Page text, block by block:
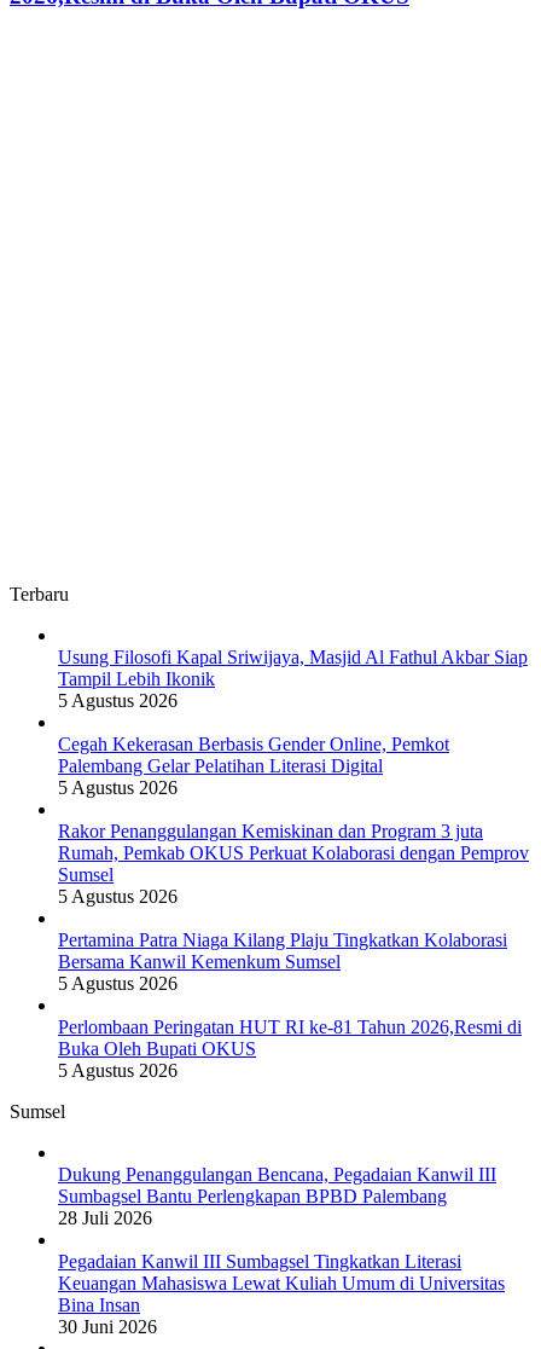
ke-
Terbaru
Usung Filosofi Kapal Sriwijaya, Masjid Al Fathul Akbar Siap
Tampil Lebih Ikonik
5 Agustus 2026
Cegah Kekerasan Berbasis Gender Online, Pemkot
Palembang Gelar Pelatihan Literasi Digital
5 Agustus 2026
Rakor Penanggulangan Kemiskinan dan Program 3 juta
Rumah, Pemkab OKUS Perkuat Kolaborasi dengan Pemprov
Sumsel
5 Agustus 2026
Pertamina Patra Niaga Kilang Plaju Tingkatkan Kolaborasi
Bersama Kanwil Kemenkum Sumsel
5 Agustus 2026
Perlombaan Peringatan HUT RI ke-81 Tahun 2026,Resmi di
Buka Oleh Bupati OKUS
5 Agustus 2026
Sumsel
Dukung Penanggulangan Bencana, Pegadaian Kanwil III
Sumbagsel Bantu Perlengkapan BPBD Palembang
28 Juli 2026
Pegadaian Kanwil III Sumbagsel Tingkatkan Literasi
Keuangan Mahasiswa Lewat Kuliah Umum di Universitas
Bina Insan
30 Juni 2026